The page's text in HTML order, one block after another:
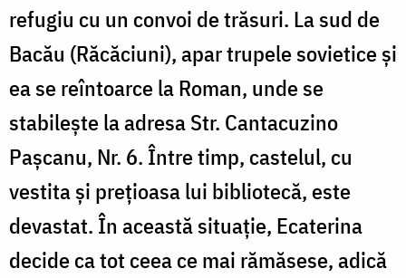
refugiu cu un convoi de trăsuri. La sud de
Bacău (Răcăciuni), apar trupele sovietice și
ea se reîntoarce la Roman, unde se
stabilește la adresa Str. Cantacuzino
Pașcanu, Nr. 6. Între timp, castelul, cu
vestita și prețioasa lui bibliotecă, este
devastat. În această situație, Ecaterina
decide ca tot ceea ce mai rămăsese, adică